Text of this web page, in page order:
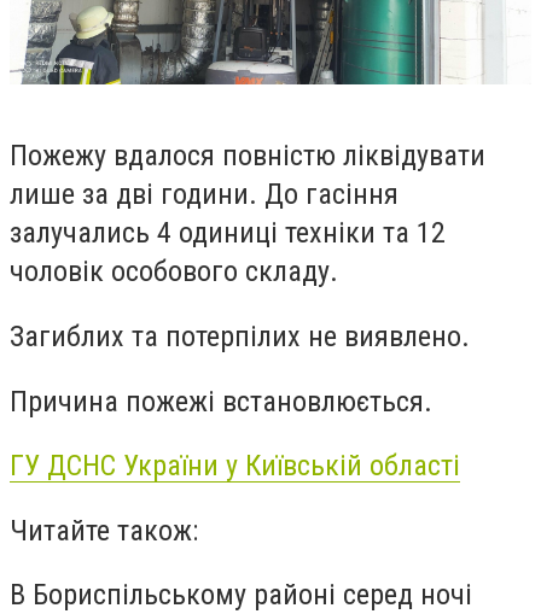
Пожежу вдалося повністю ліквідувати
лише за дві години. До гасіння
залучались 4 одиниці техніки та 12
чоловік особового складу.
Загиблих та потерпілих не виявлено.
Причина пожежі встановлюється.
ГУ ДСНС України у Київській області
Читайте також:
В Бориспільському районі серед ночі